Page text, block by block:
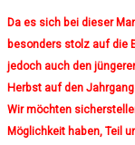
Da es sich bei dieser
besonders stolz auf die
jedoch auch den
Herbst auf den
Wir möchten
Möglichkeit haben, Teil